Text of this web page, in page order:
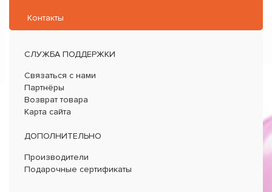
Контакты
СЛУЖБА ПОДДЕРЖКИ
Связаться с нами
Партнёры
Возврат товара
Карта сайта
ДОПОЛНИТЕЛЬНО
Производители
Подарочные сертификаты